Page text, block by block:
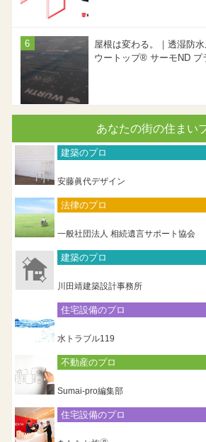
屋根は変わる。｜透湿防
ウートップ® サーモND プ
あなたの街の住まい
建築のプロ
安藤眞代デザイン
法律のプロ
一般社団法人 相続遺言サポート協会
建築のプロ
川田靖建築設計事務所
住宅設備のプロ
水トラブル119
不動産のプロ
Sumai-pro編集部
住宅設備のプロ